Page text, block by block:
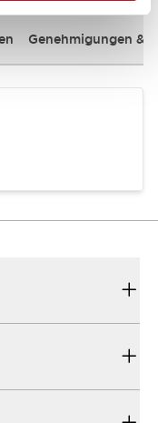
Genehmigungen &